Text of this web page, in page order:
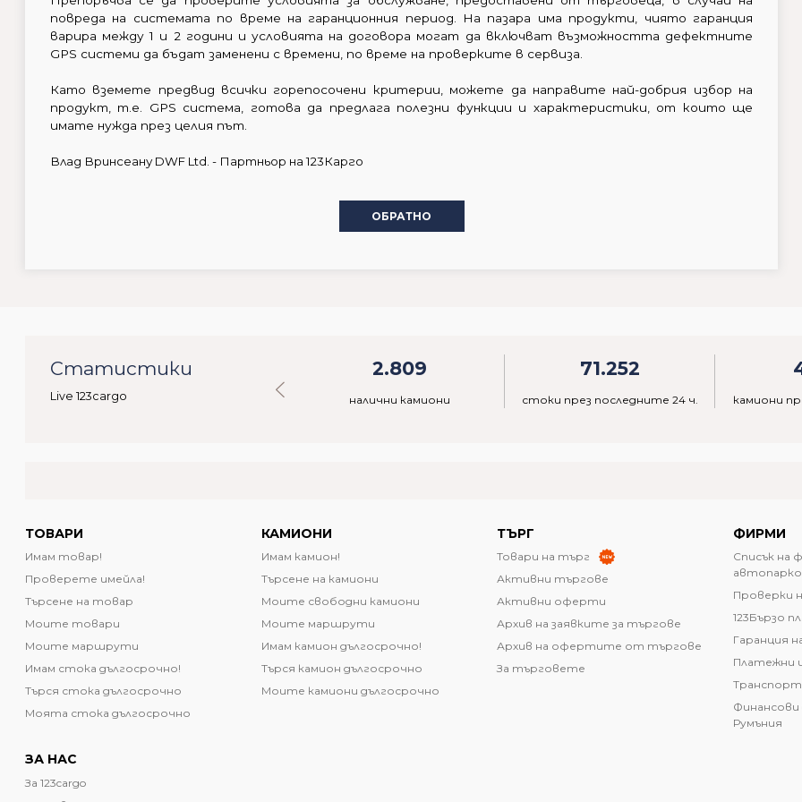
повреда на системата по време на гаранционния период. На пазара има продукти, чиято гаранция
варира между 1 и 2 години и условията на договора могат да включват възможността дефектните
GPS системи да бъдат заменени с времени, по време на проверките в сервиза.
Като вземете предвид всички горепосочени критерии, можете да направите най-добрия избор на
продукт, т.е. GPS система, готова да предлага полезни функции и характеристики, от които ще
имате нужда през целия път.
Влад Вринсеану DWF Ltd. - Партньор на 123Карго
ОБРАТНО
Статистики
Live 123cargo
42.466 2.809
налични камиони
71.252
стоки през последните 24 ч.
камиони
ТОВАРИ
Имам товар!
Проверете имейла!
Търсене на товар
Моите товари
Моите маршрути
Имам стока дългосрочно!
Търся стока дългосрочно
Моята стока дългосрочно
КАМИОНИ
Имам камион!
Търсене на камиони
Моите свободни камиони
Моите маршрути
Имам камион дългосрочно!
Търся камион дългосрочно
Моите камиони дългосрочно
ТЪРГ
Товари на търг
Активни търгове
Активни оферти
Архив на заявките за търгове
Архив на офертите от търгове
За търговете
ФИРМИ
Списък на
Проверки
123Бързо
Гаранция
Платежни
Румъния
ЗА НАС
За 123cargo